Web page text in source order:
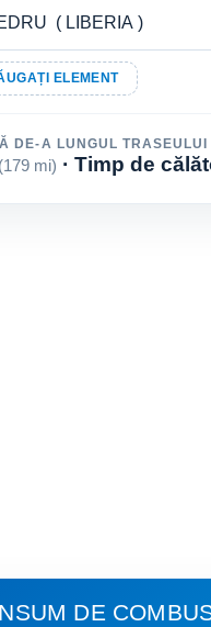
ELEMENT
DE-A LUNGUL TRASEULUI
(179 mi) · Timp de
DE